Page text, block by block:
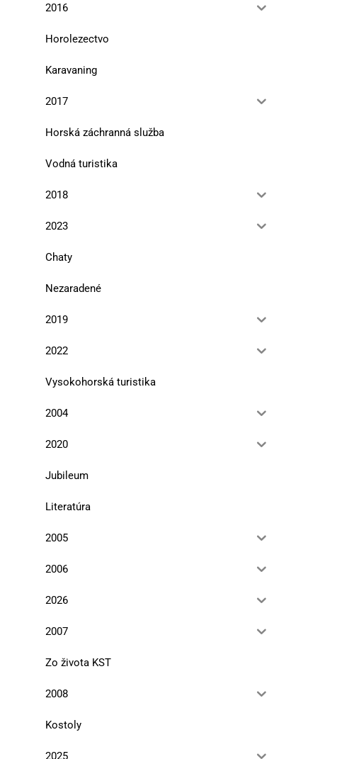
60. stretnutie čitateľovčasopisu
10. mája 2025
2016
Horolezectvo
Karavaning
2017
Horská záchranná služba
Vodná turistika
2018
2023
Chaty
Nezaradené
2019
2022
Vysokohorská turistika
2004
2020
Jubileum
Literatúra
2005
2006
2026
2007
Zo života KST
2008
Kostoly
2025